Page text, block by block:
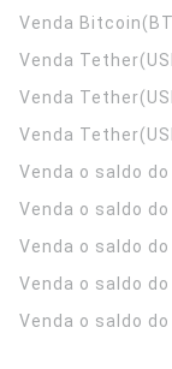
Venda
Venda
Venda
Venda
Venda o saldo
Venda o saldo
Venda o saldo
Venda o saldo
Venda o saldo